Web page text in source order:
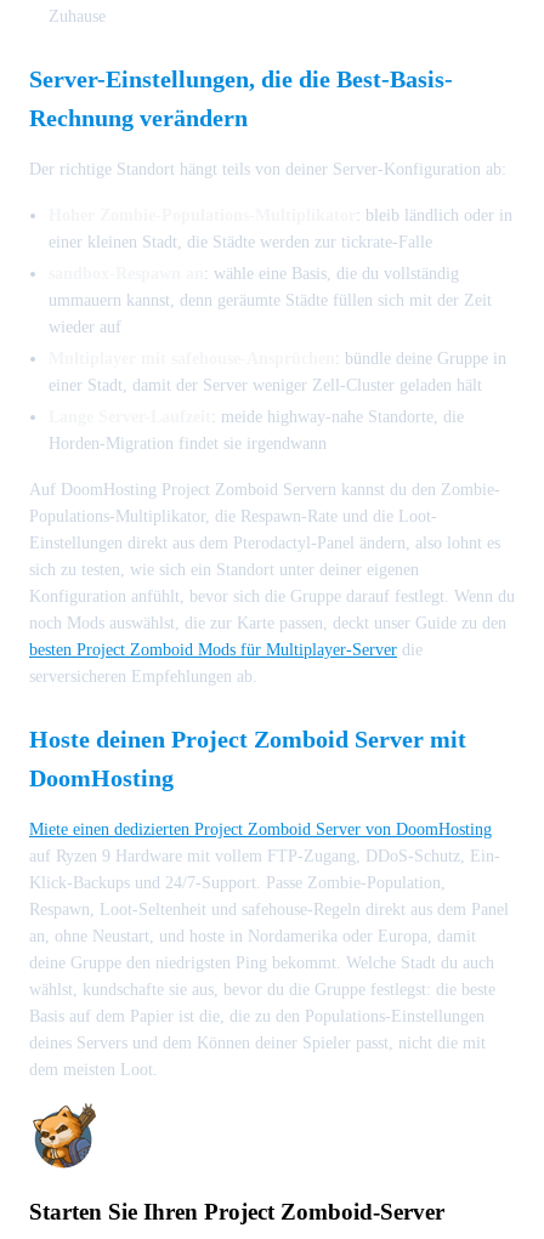
Zuhause
Server-Einstellungen, die die Best-Basis-
Rechnung verändern
Der richtige Standort hängt teils von deiner Server-Konfiguration ab:
: bleib ländlich oder in
einer kleinen Stadt, die Städte werden zur tickrate-Falle
: wähle eine Basis, die du vollständig
ummauern kannst, denn geräumte Städte füllen sich mit der Zeit
wieder auf
: bündle deine Gruppe in
einer Stadt, damit der Server weniger Zell-Cluster geladen hält
: meide highway-nahe Standorte, die
Horden-Migration findet sie irgendwann
Auf DoomHosting Project Zomboid Servern kannst du den Zombie-
Populations-Multiplikator, die Respawn-Rate und die Loot-
Einstellungen direkt aus dem Pterodactyl-Panel ändern, also lohnt es
sich zu testen, wie sich ein Standort unter deiner eigenen
Konfiguration anfühlt, bevor sich die Gruppe darauf festlegt. Wenn du
noch Mods auswählst, die zur Karte passen, deckt unser Guide zu den
besten Project Zomboid Mods für Multiplayer-Server die
serversicheren Empfehlungen ab.
Hoste deinen Project Zomboid Server mit
DoomHosting
Miete einen dedizierten Project Zomboid Server von DoomHosting
auf Ryzen 9 Hardware mit vollem FTP-Zugang, DDoS-Schutz, Ein-
Klick-Backups und 24/7-Support. Passe Zombie-Population,
Respawn, Loot-Seltenheit und safehouse-Regeln direkt aus dem Panel
an, ohne Neustart, und hoste in Nordamerika oder Europa, damit
deine Gruppe den niedrigsten Ping bekommt. Welche Stadt du auch
wählst, kundschafte sie aus, bevor du die Gruppe festlegst: die beste
Basis auf dem Papier ist die, die zu den Populations-Einstellungen
deines Servers und dem Können deiner Spieler passt, nicht die mit
dem meisten Loot.
Starten Sie Ihren Project Zomboid-Server